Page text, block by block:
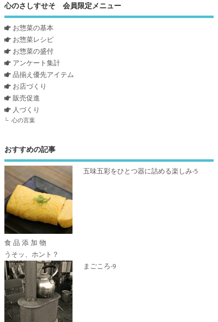
心のさしすせそ 会員限定メニュー
お惣菜の基本
お惣菜レシピ
お惣菜の盛付
アンケート集計
品揃え優先アイテム
お店づくり
販売促進
人づくり
心の言葉
おすすめの記事
五味五彩をひとつ器に詰める楽しみ-5
食 品 添 加 物
うそッ、ホント？
まごころ-9